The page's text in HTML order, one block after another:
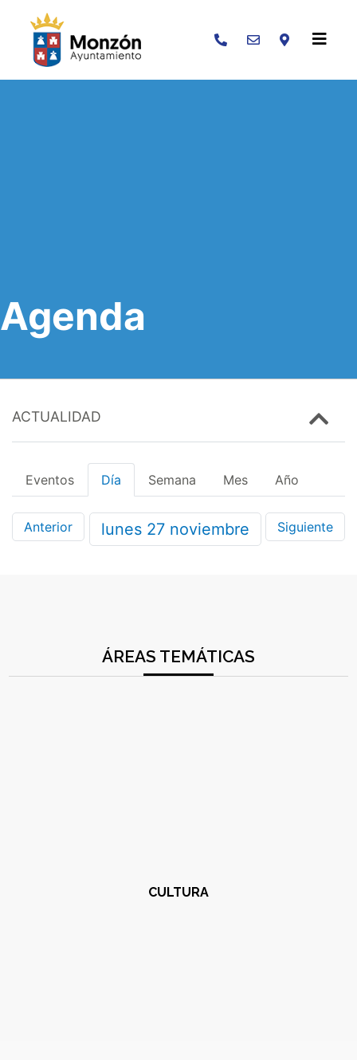
Buscar
Agenda
ACTUALIDAD
Eventos Día Semana Mes Año
Anterior lunes 27 noviembre Siguiente
ÁREAS TEMÁTICAS
CULTURA